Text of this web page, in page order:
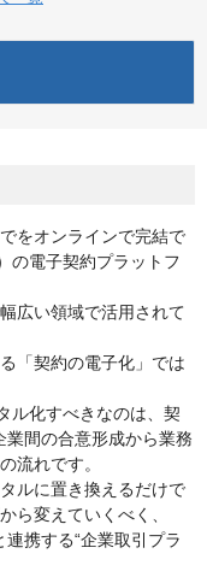
をオンラインで完結で
の電子契約プラットフ
広い領域で活用されて
「契約の電子化」では
ル化すべきなのは、契
間の合意形成から業務
流れです。
ルに置き換えるだけで
ら変えていくべく、
連携する“企業取引プラ